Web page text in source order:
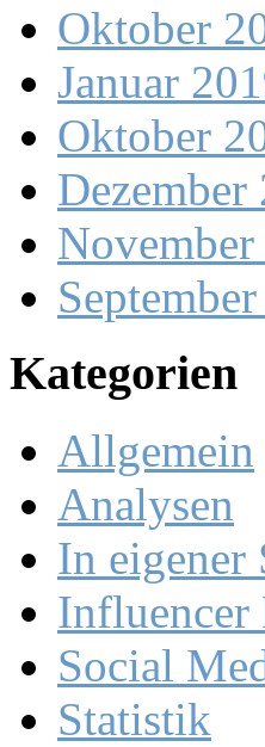
Oktober
Januar
Oktober
Dezember
Kategorien
Allgemein
Analysen
In eigener
Influencer
Social
Statistik